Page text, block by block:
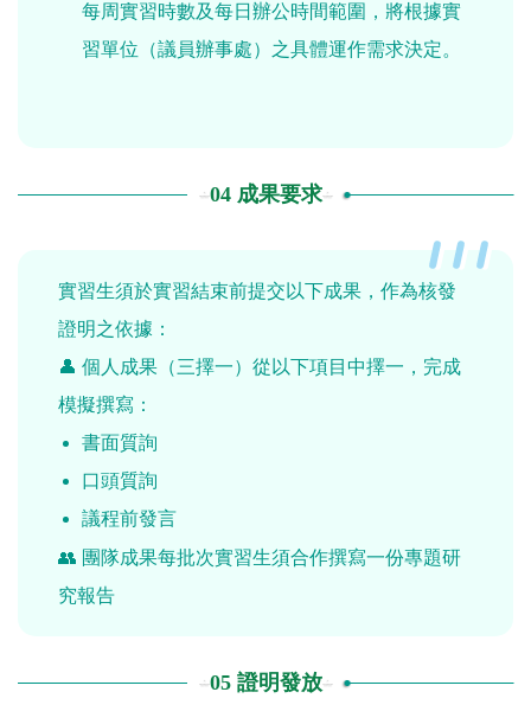
每周實習時數及每日辦公時間範圍，將根據實
習單位（議員辦事處）之具體運作需求決定。
04 成果要求
實習生須於實習結束前提交以下成果，作為核發
證明之依據：
👤 個人成果（三擇一）從以下項目中擇一，完成
模擬撰寫：
書面質詢
口頭質詢
議程前發言
👥 團隊成果每批次實習生須合作撰寫一份專題研
究報告
05 證明發放